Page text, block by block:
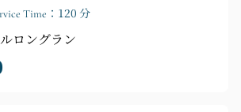
Time：120 分
ロングラン